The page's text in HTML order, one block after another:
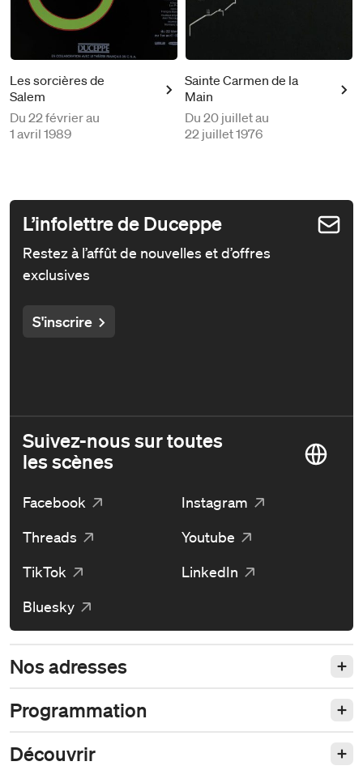
Les sorcières de
Salem
Du 22 février au
1 avril 1989
Sainte Carmen de la
Main
Du 20 juillet au
22 juillet 1976
L’infolettre de Duceppe
Restez à l’affût de nouvelles et d’offres
exclusives
S'inscrire
Suivez-nous sur toutes
les scènes
Facebook
Instagram
Threads
Youtube
TikTok
LinkedIn
Bluesky
Nos adresses
Programmation
Découvrir